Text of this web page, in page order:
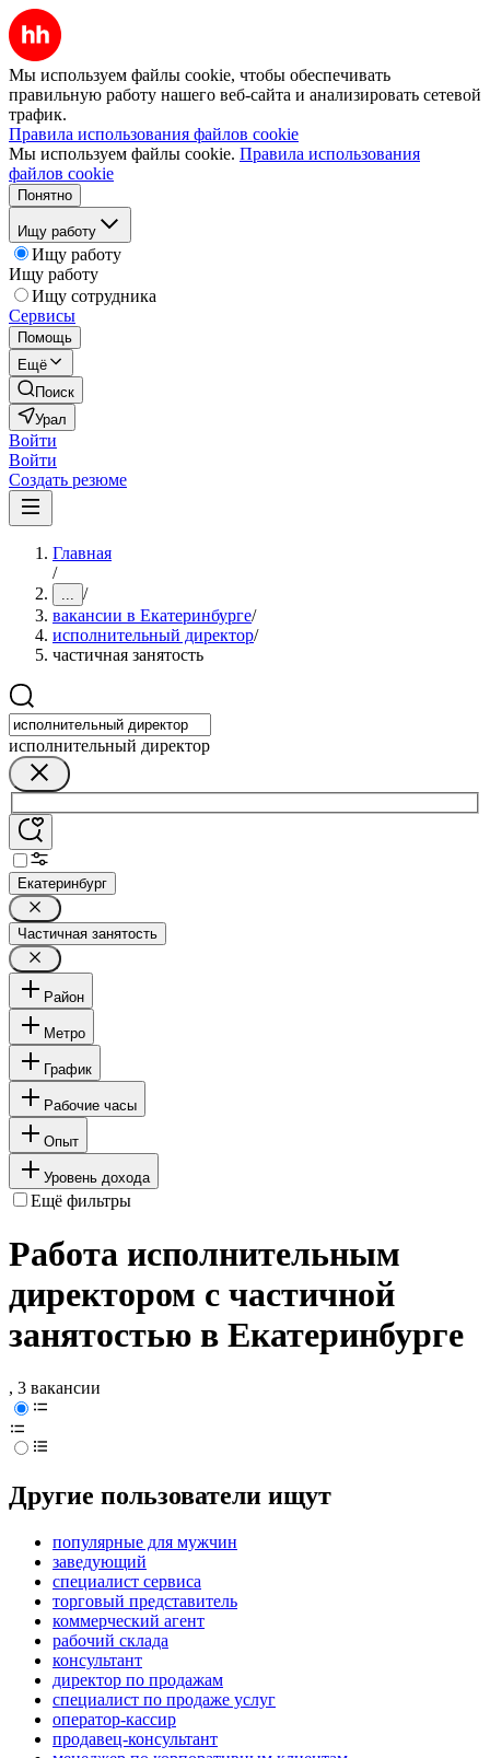
Мы используем файлы cookie, чтобы обеспечивать
правильную работу нашего веб-сайта и анализировать сетевой
трафик.
Правила использования файлов cookie
Мы используем файлы cookie. Правила использования
файлов cookie
Понятно
Ищу работу
Ищу работу
Ищу работу
Ищу сотрудника
Сервисы
Помощь
Ещё
Поиск
Урал
Войти
Войти
Создать резюме
Главная
/
... /
вакансии в Екатеринбурге/
исполнительный директор/
частичная занятость
исполнительный директор
Екатеринбург
Частичная занятость
Район
Метро
График
Рабочие часы
Опыт
Уровень дохода
Ещё фильтры
Работа исполнительным
директором с частичной
занятостью в Екатеринбурге
, 3 вакансии
Другие пользователи ищут
популярные для мужчин
заведующий
специалист сервиса
торговый представитель
коммерческий агент
рабочий склада
консультант
директор по продажам
специалист по продаже услуг
оператор-кассир
продавец-консультант